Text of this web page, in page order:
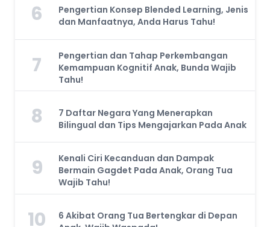
6
Pengertian Konsep Blended Learning, Jenis
dan Manfaatnya, Anda Harus Tahu!
7
Pengertian dan Tahap Perkembangan
Kemampuan Kognitif Anak, Bunda Wajib
Tahu!
8
7 Daftar Negara Yang Menerapkan
Bilingual dan Tips Mengajarkan Pada Anak
9
Kenali Ciri Kecanduan dan Dampak
Bermain Gagdet Pada Anak, Orang Tua
Wajib Tahu!
10
6 Akibat Orang Tua Bertengkar di Depan